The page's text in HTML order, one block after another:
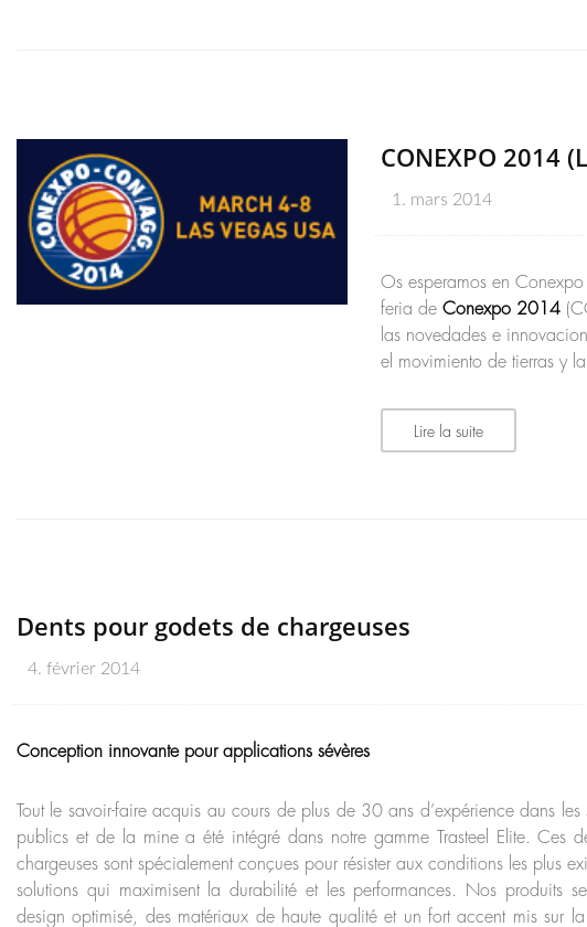
CONEXPO 2014
1. mars 2014
Os esperamos en
feria de Conexpo 2014
las novedades e
el movimiento de tierras y
Lire la suite
Dents pour godets de chargeuses
4. février 2014
Conception innovante pour applications sévères
Tout le savoir-faire acquis au cours de plus de 30 ans d’expérience dans les
publics et de la mine a été intégré dans notre gamme Trasteel Elite. Ces
chargeuses sont spécialement conçues pour résister aux conditions les plus
solutions qui maximisent la durabilité et les performances. Nos produits
design optimisé, des matériaux de haute qualité et un fort accent mis sur